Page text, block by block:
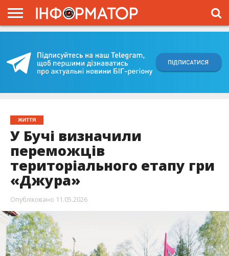
ПРОЄКТ
ЖИТТЯ
У Бучі визначили
переможців
територіального етапу гри
«Джура»
Опубліковано 11.05.2026